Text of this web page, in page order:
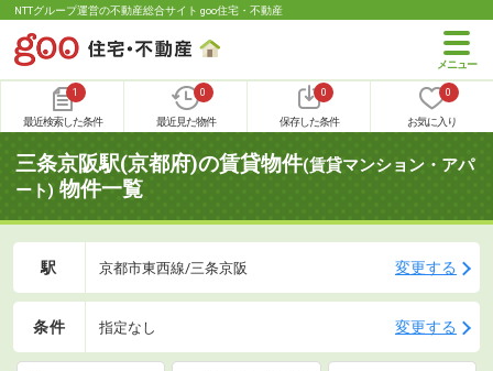
NTTグループ運営の不動産総合サイト goo住宅・不動産
1
最近検索した条件
0
最近見た物件
0
保存した条件
0
お気に入り
三条京阪駅(京都府)の賃貸物件(賃貸マンション・アパ
ート) 物件一覧
駅 京都市東西線/三条京阪 変更する
条件 指定なし 変更する